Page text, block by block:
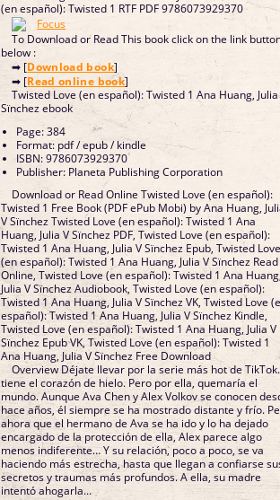
(en español): Twisted 1 RTF PDF 9786073929370
To Download or Read This book click on the link
below :
➡ [Download book]
➡ [Read online book]
Twisted Love (en español): Twisted 1 Ana Huang, Julia
Sïnchez ebook
Page: 384
Format: pdf / epub / kindle
ISBN: 9786073929370
Publisher: Planeta Publishing Corporation
Download or Read Online Twisted Love (en español):
Twisted 1 Free Book (PDF ePub Mobi) by Ana Huang,
V Sïnchez Twisted Love (en español): Twisted 1 Ana
Huang, Julia V Sïnchez PDF, Twisted Love (en español):
Twisted 1 Ana Huang, Julia V Sïnchez Epub, Twisted
(en español): Twisted 1 Ana Huang, Julia V Sïnchez Read
Online, Twisted Love (en español): Twisted 1 Ana
Julia V Sïnchez Audiobook, Twisted Love (en español):
Twisted 1 Ana Huang, Julia V Sïnchez VK, Twisted Love
español): Twisted 1 Ana Huang, Julia V Sïnchez Kindle,
Twisted Love (en español): Twisted 1 Ana Huang, Julia V
Sïnchez Epub VK, Twisted Love (en español): Twisted 1
Ana Huang, Julia V Sïnchez Free Download
Overview Déjate llevar por la serie más hot de
tiene el corazón de hielo. Pero por ella, quemaría el
mundo. Aunque Ava Chen y Alex Volkov se conocen
hace años, él siempre se ha mostrado distante y frío.
ahora que el hermano de Ava se ha ido y lo ha dejado
encargado de la protección de ella, Alex parece algo
menos indiferente… Y su relación, poco a poco, se va
haciendo más estrecha, hasta que llegan a confiarse
secretos y traumas más profundos. A ella, su madre
intentó ahogarla...